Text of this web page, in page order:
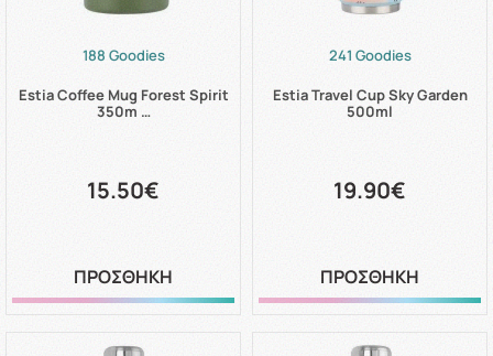
188 Goodies
Estia Coffee Mug Forest Spirit
350m …
15.50€
ΠΡΟΣΘΗΚΗ
241 Goodies
Estia Travel Cup Sky Garden
500ml
19.90€
ΠΡΟΣΘΗΚΗ